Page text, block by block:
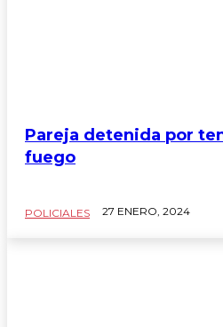
Pareja detenida por
fuego
POLICIALES 27 ENERO, 2024